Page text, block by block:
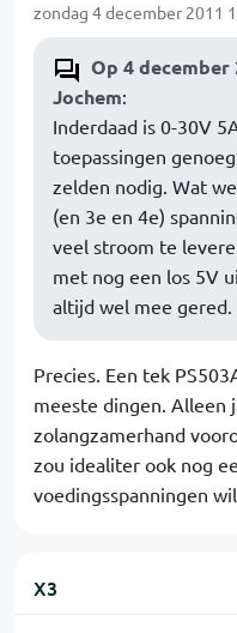
zondag 4 december 2011
Op 4 december
Jochem:
Inderdaad is 0-30V
toepassingen
zelden nodig. Wat
(en 3e en 4e)
veel stroom te
met nog een los 5V
altijd wel mee gered.
Precies. Een tek
meeste dingen. Alleen
zolangzamerhand
zou idealiter ook nog
voedingsspanningen
X3